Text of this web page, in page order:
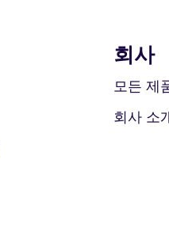
회사
모든 제
회사 소